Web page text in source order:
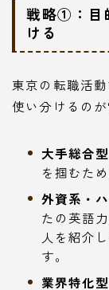
戦略①：目
ける
東京の転職活
使い分けるのが
大手総合
を掴むた
外資系・
たの英語
人を紹介
す。
業界特化